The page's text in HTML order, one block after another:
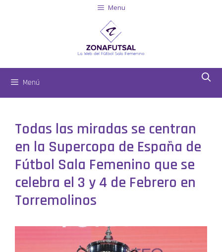
Menu
Menú
Todas las miradas se centran
en la Supercopa de España de
Fútbol Sala Femenino que se
celebra el 3 y 4 de Febrero en
Torremolinos